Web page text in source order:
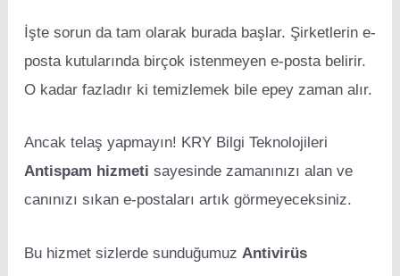
İşte sorun da tam olarak burada başlar. Şirketlerin e-
posta kutularında birçok istenmeyen e-posta belirir.
O kadar fazladır ki temizlemek bile epey zaman alır.
Ancak telaş yapmayın! KRY Bilgi Teknolojileri
Antispam hizmeti sayesinde zamanınızı alan ve
canınızı sıkan e-postaları artık görmeyeceksiniz.
Bu hizmet sizlerde sunduğumuz Antivirüs